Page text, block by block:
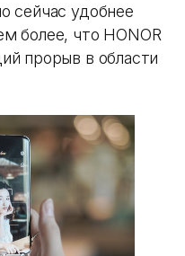
сейчас удобнее
более, что HONOR
прорыв в области